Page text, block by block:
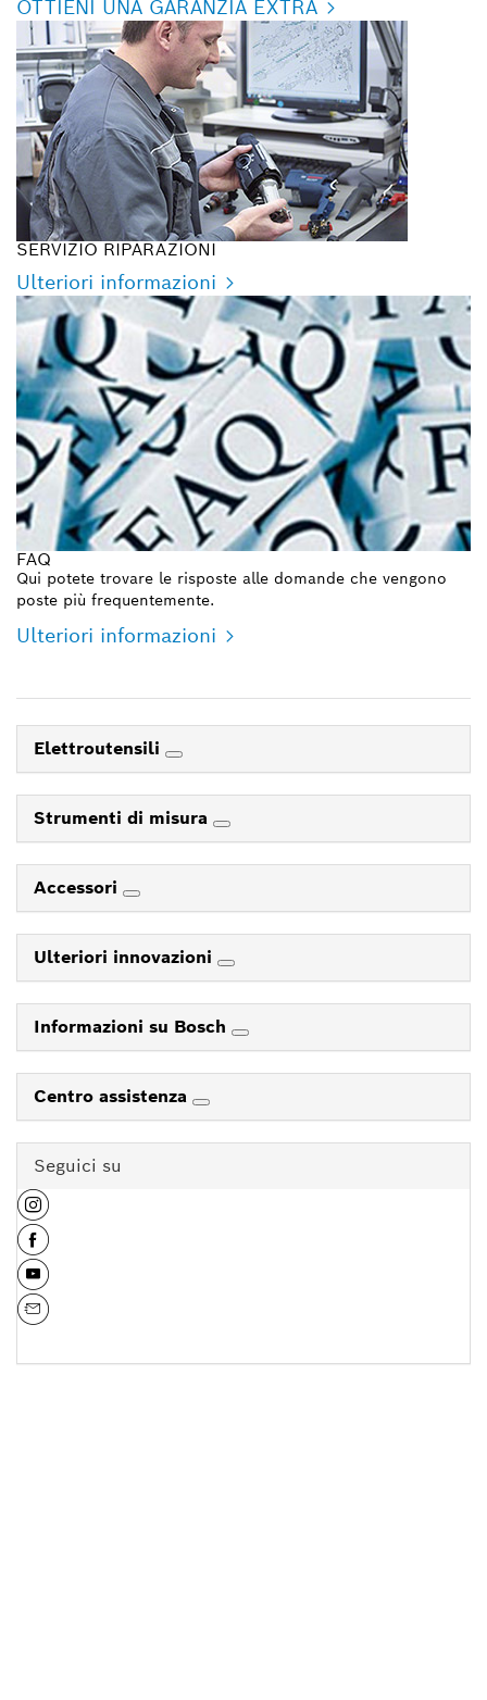
OTTIENI UNA GARANZIA EXTRA
SERVIZIO RIPARAZIONI
Ulteriori informazioni
FAQ
Qui potete trovare le risposte alle domande che vengono
poste più frequentemente.
Ulteriori informazioni
Elettroutensili
Strumenti di misura
Accessori
Ulteriori innovazioni
Informazioni su Bosch
Centro assistenza
Seguici su